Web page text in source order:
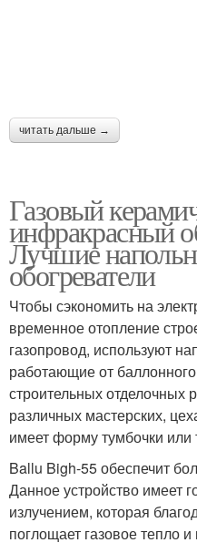
читать дальше →
Газовый
инфракрасный
Лучшие
обогреватели
Чтобы сэкономить на
временное отопление
газопровод, используют
работающие от
строительных отделочных
различных мастерских,
имеет форму тумбочки или
Ballu Bigh-55 обеспечит
Данное устройство имеет
излучением, которая
поглощает газовое тепло